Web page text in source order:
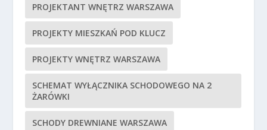
PROJEKTANT WNĘTRZ WARSZAWA
PROJEKTY MIESZKAŃ POD KLUCZ
PROJEKTY WNĘTRZ WARSZAWA
SCHEMAT WYŁĄCZNIKA SCHODOWEGO NA 2
ŻARÓWKI
SCHODY DREWNIANE WARSZAWA